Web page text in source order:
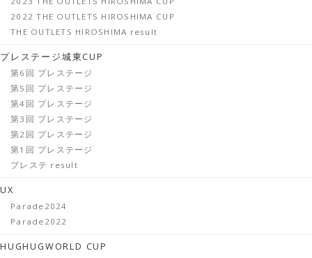
2022 THE OUTLETS HIROSHIMA CUP
THE OUTLETS HIROSHIMA result
プレステージ城東CUP
第6回 プレステージ
第5回 プレステージ
第4回 プレステージ
第3回 プレステージ
第2回 プレステージ
第1回 プレステージ
プレステ result
UX
Parade2024
Parade2022
HUGHUGWORLD CUP